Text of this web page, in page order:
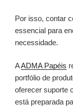
Por isso, contar
essencial para
necessidade.
AADMA Papéis
portfólio de
oferecer suporte
está preparada